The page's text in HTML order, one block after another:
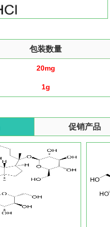
包装数量
20mg
1g
促销产品